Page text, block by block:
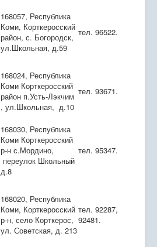
168057, Республика
Коми, Корткеросский
район, с. Богородск,
ул.Школьная, д.59
тел. 96522.
168024, Республика
Коми Корткеросский
район п.Усть-Лэкчим
, ул.Школьная, д.10
тел. 93671.
168030, Республика
Коми Корткеросский
р-н с.Мордино,
переулок Школьный
д.8
тел. 95347.
168020, Республика
Коми, Корткеросский
р-н, село Корткерос,
ул. Советская, д. 213
тел. 92287,
92481.